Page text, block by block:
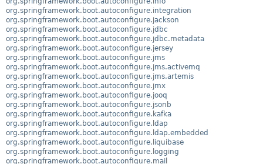
org.springframework.boot.autoconfigure.integration
org.springframework.boot.autoconfigure.jackson
org.springframework.boot.autoconfigure.jdbc
org.springframework.boot.autoconfigure.jdbc.metadata
org.springframework.boot.autoconfigure.jersey
org.springframework.boot.autoconfigure.jms
org.springframework.boot.autoconfigure.jms.activemq
org.springframework.boot.autoconfigure.jms.artemis
org.springframework.boot.autoconfigure.jmx
org.springframework.boot.autoconfigure.jooq
org.springframework.boot.autoconfigure.jsonb
org.springframework.boot.autoconfigure.kafka
org.springframework.boot.autoconfigure.ldap
org.springframework.boot.autoconfigure.ldap.embedded
org.springframework.boot.autoconfigure.liquibase
org.springframework.boot.autoconfigure.logging
org.springframework.boot.autoconfigure.mail